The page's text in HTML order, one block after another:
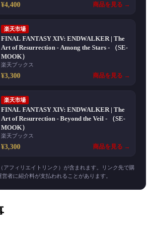
¥4,400 商品を見る →
楽天市場
FINAL FANTASY XIV: ENDWALKER | The
Art of Resurrection - Among the Stars - （SE-
MOOK）
楽天ブックス
¥3,300 商品を見る →
楽天市場
FINAL FANTASY XIV: ENDWALKER | The
Art of Resurrection - Beyond the Veil - （SE-
MOOK）
楽天ブックス
¥3,300 商品を見る →
フィリエイトリンク）が含まれます。リンク先で購
者に紹介料が支払われることがあります。